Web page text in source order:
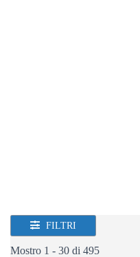
FILTRI
Mostro 1 - 30 di 495